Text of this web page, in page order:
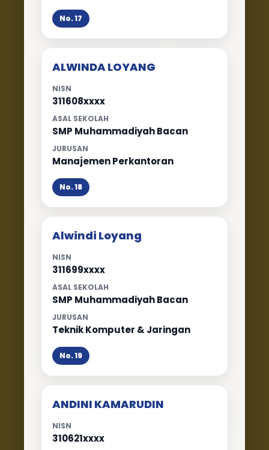
No. 17
ALWINDA LOYANG
NISN
311608xxxx
ASAL SEKOLAH
SMP Muhammadiyah Bacan
JURUSAN
Manajemen Perkantoran
No. 18
Alwindi Loyang
NISN
311699xxxx
ASAL SEKOLAH
SMP Muhammadiyah Bacan
JURUSAN
Teknik Komputer & Jaringan
No. 19
ANDINI KAMARUDIN
NISN
310621xxxx